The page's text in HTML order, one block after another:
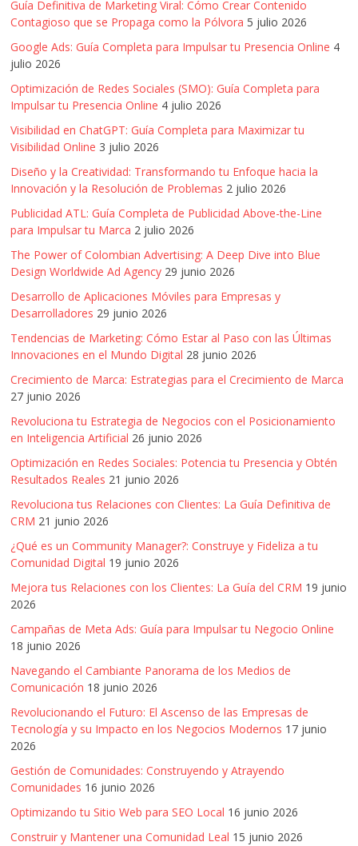
Agencias,
Empresas,
Negocios,
Tendencias,
Trendings,
Dinero,
Economía,
Diseño
Móviles,
Estrategias
Digitales,
Estrategias
Publicitarias,
Alianzas,
Clientes,
Innovación,
Tecnología,
Noticias,
Artículos,
Gente,
Contenidos
de
Calidad,
Eventos
de
Marketing,
Mercadotecnia,
Eventos
Publicitarios,
Colecciónes,
Marcas,
Insigns,
TV,
Radio,
Creatividad,
SEO,
SEM,
Free
Press,
RRPP,
Spots,
Comerciales,
Periodismo,
Guía Definitiva de Marketing Viral: Cómo Crear Contenido
Contagioso que se Propaga como la Pólvora 5 julio 2026
Google Ads: Guía Completa para Impulsar tu Presencia Online 4
julio 2026
Optimización de Redes Sociales (SMO): Guía Completa para
Impulsar tu Presencia Online 4 julio 2026
Visibilidad en ChatGPT: Guía Completa para Maximizar tu
Visibilidad Online 3 julio 2026
Diseño y la Creatividad: Transformando tu Enfoque hacia la
Innovación y la Resolución de Problemas 2 julio 2026
Publicidad ATL: Guía Completa de Publicidad Above-the-Line
para Impulsar tu Marca 2 julio 2026
The Power of Colombian Advertising: A Deep Dive into Blue
Design Worldwide Ad Agency 29 junio 2026
Desarrollo de Aplicaciones Móviles para Empresas y
Desarrolladores 29 junio 2026
Tendencias de Marketing: Cómo Estar al Paso con las Últimas
Innovaciones en el Mundo Digital 28 junio 2026
Crecimiento de Marca: Estrategias para el Crecimiento de Marca
27 junio 2026
Revoluciona tu Estrategia de Negocios con el Posicionamiento
en Inteligencia Artificial 26 junio 2026
Optimización en Redes Sociales: Potencia tu Presencia y Obtén
Resultados Reales 21 junio 2026
Revoluciona tus Relaciones con Clientes: La Guía Definitiva de
CRM 21 junio 2026
¿Qué es un Community Manager?: Construye y Fideliza a tu
Comunidad Digital 19 junio 2026
Mejora tus Relaciones con los Clientes: La Guía del CRM 19 junio
2026
Campañas de Meta Ads: Guía para Impulsar tu Negocio Online
18 junio 2026
Navegando el Cambiante Panorama de los Medios de
Comunicación 18 junio 2026
Revolucionando el Futuro: El Ascenso de las Empresas de
Tecnología y su Impacto en los Negocios Modernos 17 junio
2026
Gestión de Comunidades: Construyendo y Atrayendo
Comunidades 16 junio 2026
Optimizando tu Sitio Web para SEO Local 16 junio 2026
Construir y Mantener una Comunidad Leal 15 junio 2026